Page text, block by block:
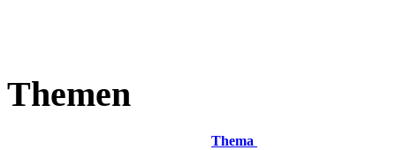
Themen
Thema